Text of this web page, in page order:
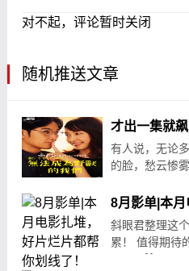
对不起，评论暂时关闭
随机推送文章
有人说，无论
的脸，愁云惨
斜眼君整理这
累！ 值得期待